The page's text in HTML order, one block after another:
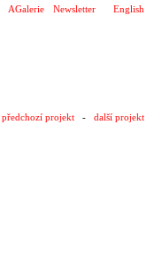
English
AGalerie Newsletter
předchozí projekt - další projekt